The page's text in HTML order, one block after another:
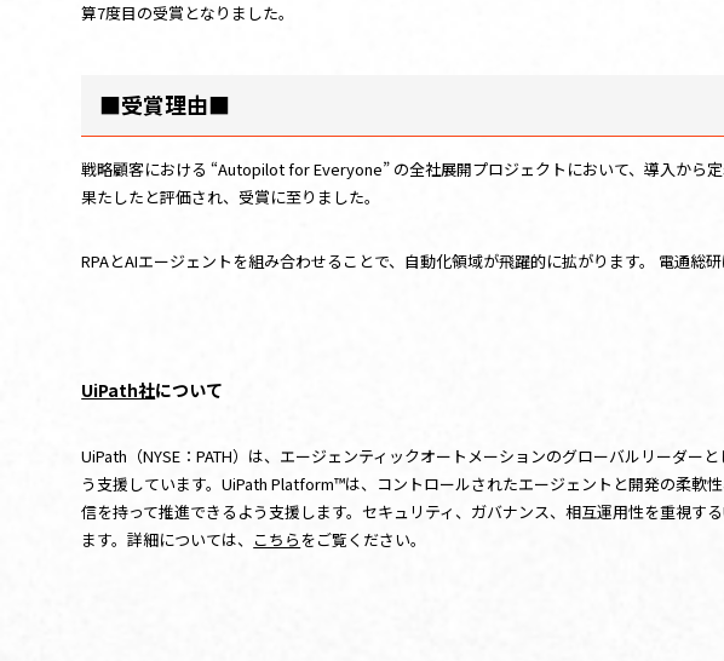
算7度目の受賞となりました。
■受賞理由■
戦略顧客における “Autopilot for Everyone” の全社展開プロジェクトにおいて、導入から
果たしたと評価され、受賞に至りました。
RPAとAIエージェントを組み合わせることで、自動化領域が飛躍的に拡がります。 電通総
UiPath社について
UiPath（NYSE：PATH）は、エージェンティックオートメーションのグローバルリーダ
う支援しています。UiPath Platform™は、コントロールされたエージェントと開発の柔軟
信を持って推進できるよう支援します。セキュリティ、ガバナンス、相互運用性を重視
ます。詳細については、 こちらをご覧ください。